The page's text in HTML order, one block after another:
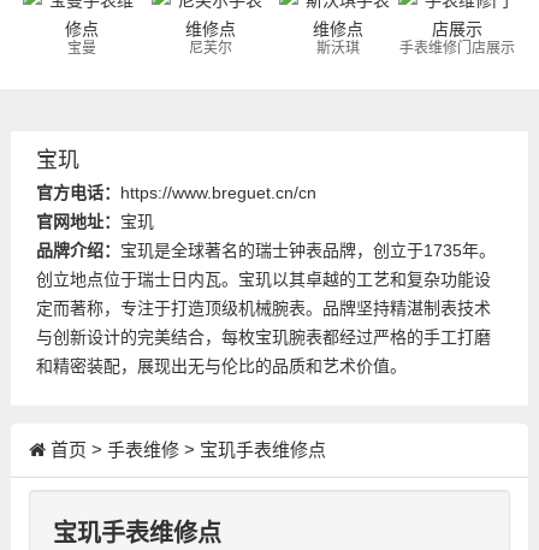
宝曼 尼芙尔 斯沃琪 手表维修门店展示
宝玑
官方电话： https://www.breguet.cn/cn
官网地址： 宝玑
品牌介绍： 宝玑是全球著名的瑞士钟表品牌，创立于1735年。
创立地点位于瑞士日内瓦。宝玑以其卓越的工艺和复杂功能设
定而著称，专注于打造顶级机械腕表。品牌坚持精湛制表技术
与创新设计的完美结合，每枚宝玑腕表都经过严格的手工打磨
和精密装配，展现出无与伦比的品质和艺术价值。
首页 > 手表维修> 宝玑手表维修点
宝玑手表维修点